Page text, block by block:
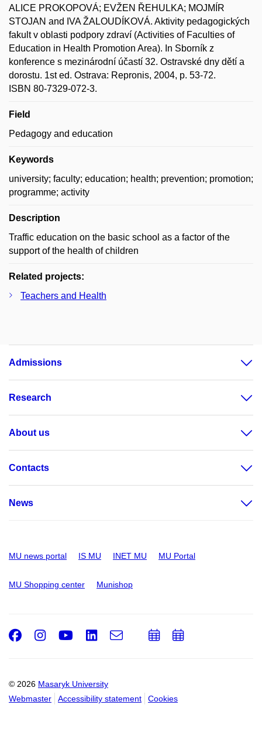
ALICE PROKOPOVÁ; EVŽEN ŘEHULKA; MOJMÍR
STOJAN and IVA ŽALOUDÍKOVÁ. Aktivity pedagogických
fakult v oblasti podpory zdraví (Activities of Faculties of
Education in Health Promotion Area). In Sborník z
konference s mezinárodní účastí 32. Ostravské dny dětí a
dorostu. 1st ed. Ostrava: Repronis, 2004, p. 53-72.
ISBN 80-7329-072-3.
Field
Pedagogy and education
Keywords
university; faculty; education; health; prevention; promotion;
programme; activity
Description
Traffic education on the basic school as a factor of the
support of the health of children
Related projects:
Teachers and Health
Admissions
Research
About us
Contacts
News
MU news portal IS MU INET MU MU Portal
MU Shopping center Munishop
© 2026 Masaryk University
Webmaster
Accessibility statement Cookies
Facebook
Instagram
Youtube
LinkedIn
e-
AddAdd